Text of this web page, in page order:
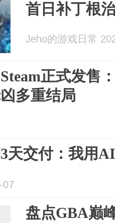
首日补丁根
Jeho的游戏日常
正式发售
多重结局
天交付：我用
07
盘点GBA巅